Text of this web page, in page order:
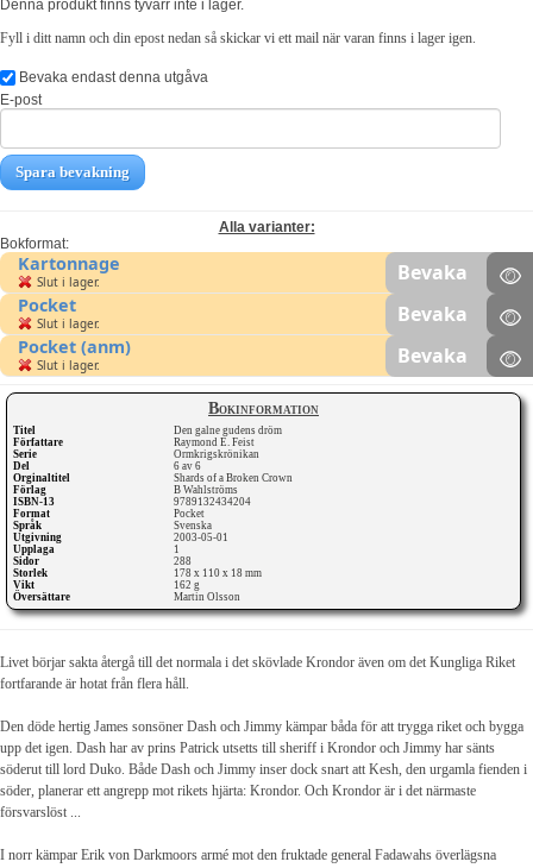
Bokinformation
Titel
Den galne gudens dröm
Författare
Raymond E. Feist
Serie
Ormkrigskrönikan
Del
6 av 6
Orginaltitel
Shards of a Broken Crown
Förlag
B Wahlströms
ISBN-13
9789132434204
Format
Pocket
Språk
Svenska
Utgivning
2003-05-01
Upplaga
1
Sidor
288
Storlek
178 x 110 x 18 mm
Vikt
162 g
Översättare
Martin Olsson
Denna produkt finns tyvärr inte i lager.
Fyll i ditt namn och din epost nedan så skickar vi ett mail när varan finns i lager igen.
Bevaka endast denna utgåva
E-post
Spara bevakning
Alla varianter:
Bokformat:
Kartonnage
Slut i lager. Bevaka
Pocket
Slut i lager. Bevaka
Pocket (anm)
Slut i lager. Bevaka
Livet börjar sakta återgå till det normala i det skövlade Krondor även om det Kungliga Riket
fortfarande är hotat från flera håll.
Den döde hertig James sonsöner Dash och Jimmy kämpar båda för att trygga riket och bygga
upp det igen. Dash har av prins Patrick utsetts till sheriff i Krondor och Jimmy har sänts
söderut till lord Duko. Både Dash och Jimmy inser dock snart att Kesh, den urgamla fienden i
söder, planerar ett angrepp mot rikets hjärta: Krondor. Och Krondor är i det närmaste
försvarslöst ...
I norr kämpar Erik von Darkmoors armé mot den fruktade general Fadawahs överlägsna